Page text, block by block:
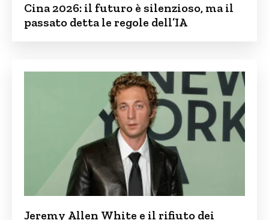
Cina 2026: il futuro è silenzioso, ma il
passato detta le regole dell’IA
Jeremy Allen White e il rifiuto dei